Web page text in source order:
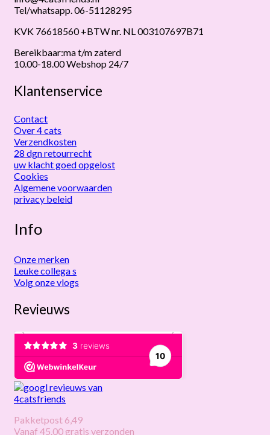
Tel/whatsapp. 06-51128295
KVK 76618560 +BTW nr. NL 003107697B71
Bereikbaar:ma t/m zaterd
10.00-18.00 Webshop 24/7
Klantenservice
Contact
Over 4 cats
Verzendkosten
28 dgn retourrecht
uw klacht goed opgelost
Cookies
Algemene voorwaarden
privacy beleid
Info
Onze merken
Leuke collega s
Volg onze vlogs
Revieuws
Pakketpost 6,49
Vanaf 45.00 gratis verzonden